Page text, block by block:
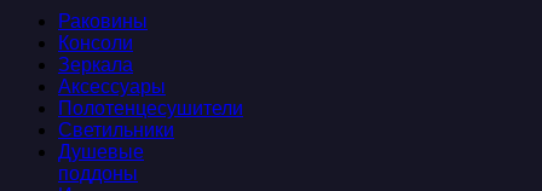
Раковины
Консоли
Зеркала
Аксессуары
Полотенцесушители
Светильники
Душевые
поддоны